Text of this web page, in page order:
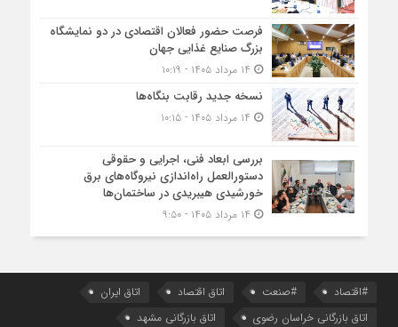
فرصت حضور فعالان اقتصادی در دو نمایشگاه
بزرگ صنایع غذایی جهان
نسخه جدید رقابت‌ بنگاه‌ها
بررسی ابعاد فنی، اجرایی و حقوقی
دستورالعمل راه‌اندازی نیروگاه‌های برق
خورشیدی هیبریدی در ساختمان‌ها
#اقتصاد #صنعت اتاق اقتصاد
اتاق ایران
اتاق بازرگانی خراسان رضوی
اتاق بازرگانی مشهد